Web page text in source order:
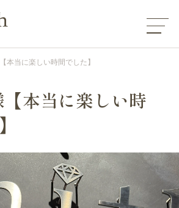
本当に楽しい時間でした】
本当に楽しい時